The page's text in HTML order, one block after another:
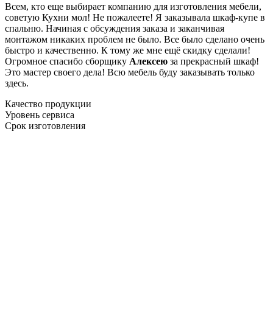
Всем, кто еще выбирает компанию для изготовления мебели,
советую Кухни мол! Не пожалеете! Я заказывала шкаф-купе в
спальню. Начиная с обсуждения заказа и заканчивая
монтажом никаких проблем не было. Все было сделано очень
быстро и качественно. К тому же мне ещё скидку сделали!
Огромное спасибо сборщику Алексею за прекрасный шкаф!
Это мастер своего дела! Всю мебель буду заказывать только
здесь.
Качество продукции
Уровень сервиса
Срок изготовления